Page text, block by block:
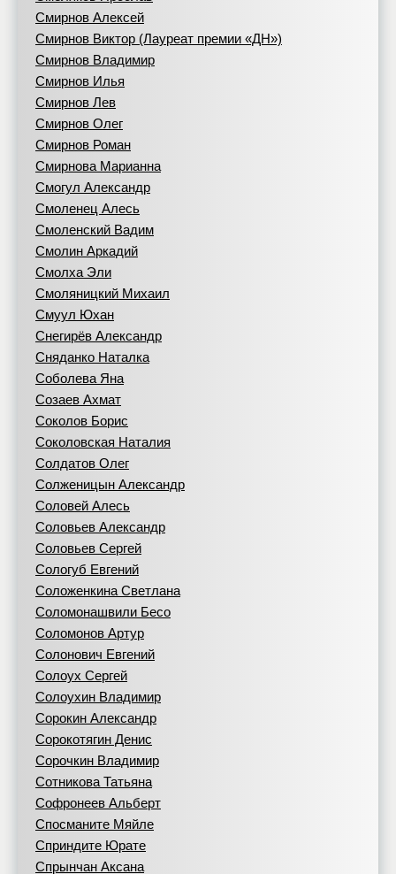
Смирнов Алексей
Смирнов Виктор (Лауреат премии «ДН»)
Смирнов Владимир
Смирнов Илья
Смирнов Лев
Смирнов Олег
Смирнов Роман
Смирнова Марианна
Смогул Александр
Смоленец Алесь
Смоленский Вадим
Смолин Аркадий
Смолха Эли
Смоляницкий Михаил
Смуул Юхан
Снегирёв Александр
Сняданко Наталка
Соболева Яна
Созаев Ахмат
Соколов Борис
Соколовская Наталия
Солдатов Олег
Солженицын Александр
Соловей Алесь
Соловьев Александр
Соловьев Сергей
Сологуб Евгений
Соложенкина Светлана
Соломонашвили Бесо
Соломонов Артур
Солонович Евгений
Солоух Сергей
Солоухин Владимир
Сорокин Александр
Сорокотягин Денис
Сорочкин Владимир
Сотникова Татьяна
Софронеев Альберт
Спосманите Мяйле
Сприндите Юрате
Спрынчан Аксана